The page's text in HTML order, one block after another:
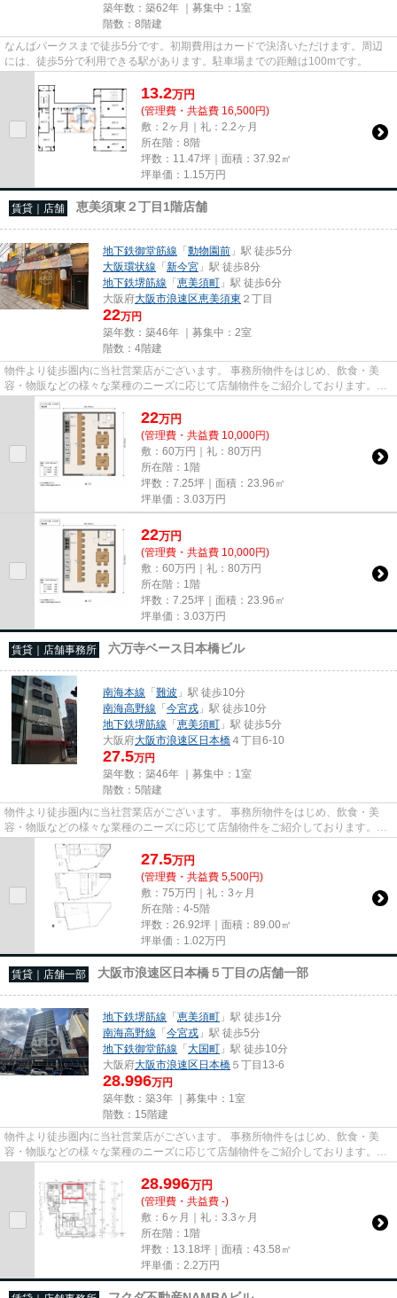
築年数：築62年 ｜募集中： 1室
階数：8階建
なんばパークスまで徒歩5分です。初期費用はカードで決済いただけます。周辺
には、徒歩5分で利用できる駅があります。駐車場までの距離は100mです。
13.2万円
(管理費・共益費 16,500円)
敷：2ヶ月｜礼：2.2ヶ月
所在階：8階
坪数：11.47坪｜面積：37.92㎡
坪単価： 1.15万円
賃貸｜店舗 恵美須東２丁目1階店舗
地下鉄御堂筋線 「動物園前 」駅 徒歩5分
大阪環状線 「新今宮 」駅 徒歩8分
地下鉄堺筋線 「恵美須町 」駅 徒歩6分
大阪府大阪市浪速区恵美須東 ２丁目
22万円
築年数：築46年 ｜募集中： 2室
階数：4階建
物件より徒歩圏内に当社営業店がございます。 事務所物件をはじめ、飲食・美
容・物販などの様々な業種のニーズに応じて店舗物件をご紹介しております。
尚、弊社ではおとり広告は一切...
22万円
(管理費・共益費 10,000円)
敷：60万円｜礼：80万円
所在階：1階
坪数：7.25坪｜面積：23.96㎡
坪単価： 3.03万円
22万円
(管理費・共益費 10,000円)
敷：60万円｜礼：80万円
所在階：1階
坪数：7.25坪｜面積：23.96㎡
坪単価： 3.03万円
賃貸｜店舗事務所 六万寺ベース日本橋ビル
南海本線 「難波 」駅 徒歩10分
南海高野線 「今宮戎 」駅 徒歩10分
地下鉄堺筋線 「恵美須町 」駅 徒歩5分
大阪府大阪市浪速区日本橋 ４丁目6-10
27.5万円
築年数：築46年 ｜募集中： 1室
階数：5階建
物件より徒歩圏内に当社営業店がございます。 事務所物件をはじめ、飲食・美
容・物販などの様々な業種のニーズに応じて店舗物件をご紹介しております。
尚、弊社ではおとり広告は一切...
27.5万円
(管理費・共益費 5,500円)
敷：75万円｜礼：3ヶ月
所在階：4-5階
坪数：26.92坪｜面積：89.00㎡
坪単価： 1.02万円
賃貸｜店舗一部 大阪市浪速区日本橋５丁目の店舗一部
地下鉄堺筋線 「恵美須町 」駅 徒歩1分
南海高野線 「今宮戎 」駅 徒歩5分
地下鉄御堂筋線 「大国町 」駅 徒歩10分
大阪府大阪市浪速区日本橋 ５丁目13-6
28.996万円
築年数：築3年 ｜募集中： 1室
階数：15階建
物件より徒歩圏内に当社営業店がございます。 事務所物件をはじめ、飲食・美
容・物販などの様々な業種のニーズに応じて店舗物件をご紹介しております。
尚、弊社ではおとり広告は一切...
28.996万円
(管理費・共益費 -)
敷：6ヶ月｜礼：3.3ヶ月
所在階：1階
坪数：13.18坪｜面積：43.58㎡
坪単価： 2.2万円